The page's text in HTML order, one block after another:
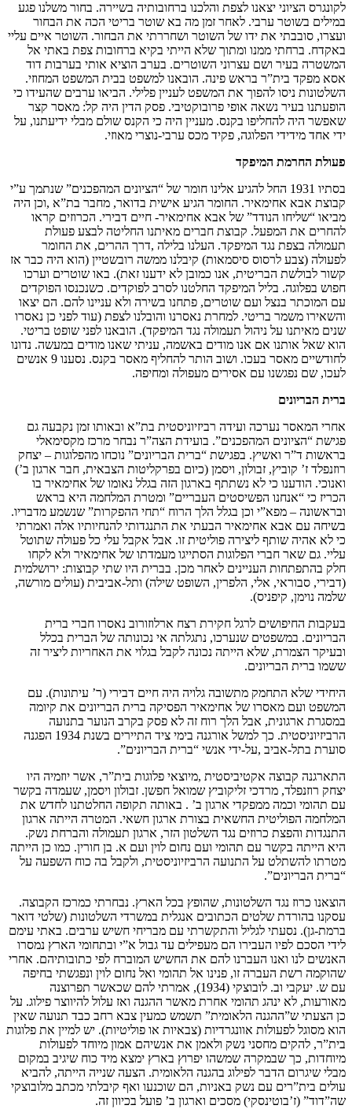
לקונגרס הציוני יצאנו לצפת והלכנו ברחובותיה בשיירה. בחור משלנו פגע
במילים בשוטר ערבי. לאחר זמן מה בא שוטר בריטי הכה את הבחור
ועצרו, סובבתי את ידו של השוטר ושחררתי את הבחור. השוטר איים עליי
באקדח. ברחתי ממנו ומתוך שלא הייתי בקיא ברחובות צפת באתי אל
המשטרה בעיר ושם עצרוני השוטרים. בערב הוציא אותי בערבות דוד
אסא מפקד בית”ר בראש פינה. הובאנו למשפט בבית המשפט המחוזי.
השלטונות ניסו להפוך את המשפט לעניין פלילי. הביאו ערבים שהעידו כי
הופעתנו בעיר נשאה אופי פרובוקטיבי. פסק הדין היה קל: מאסר קצר
שאפשר היה להחליפו בקנס. מעניין היה כי הקנס שולם מבלי ידיעתנו, על
ידי אחד מידידי הפלוגה, פקיד מכס ערבי-נוצרי מאוזי.
פעולת החרמת המיפקד
בסתיו 1931 החל להגיע אלינו חומר של “הציונים המהפכנים” שנתמך ע”י
קבוצת אבא אחימאיר. החומר הגיע אישית בדואר, מחבר בת”א ,וכן היה
מביאו “שליחו הנודד” של אבא אחימאיר- חיים דבירי. הכרוזים קראו
להחרים את המפעל. קבוצת חברים מאיתנו החליטה לבצע פעולת
תעמולה בצפת נגד המיפקד. העלנו בלילה ,דרך ההרים, את החומר
לפעולה (צבע לרסוס סיסמאות) קיבלנו ממשה רובשטיין (הוא היה כבר אז
קשור לבולשת הבריטית, אנו כמובן לא ידענו זאת). באו שוטרים וערכו
חפוש בפלוגה. בליל המיפקד החלטנו לסרב לפוקדים. כשנכנסו הפוקדים
עם המוכתר בנצל ועם שוטרים, פתחנו בשירה ולא עניינו להם. הם יצאו
והשאירו משמר בריטי. למחרת נאסרנו והובלנו לצפת (עוד לפני כן נאסרו
שנים מאיתנו על ניהול תעמולה נגד המיפקד). הובאנו לפני שופט בריטי.
הוא שאל אותנו אם אנו מודים באשמה, עניתי שאנו מודים במעשה. נדונו
לחודשיים מאסר בעכו. ושוב הותר להחליף מאסר בקנס. נסענו 9 אנשים
לעכו, שם נפגשנו עם אסירים מעפולה ומחיפה.
ברית הבריונים
אחרי המאסר נערכה ועידה רביזיוניסטית בת”א ובאותו זמן נקבעה גם
פגישת “הציונים המהפכנים”. בועידת הצה”ר נבחר מרכז מקסימאלי
בראשות ד”ר ואשיץ. בפגישת “ברית הבריונים” נוכחו מהפלוגות – יצחק
רוזנפלד ז’ קוביץ, זבולון, ויסמן (כיום בפרקליטות הצבאית, חבר ארגון ב’)
ואנוכי. הודענו כי לא נשתתף בארגון הזה בגלל נאומו של אחימאיר בו
הכריז כי “אנחנו הפשיסטים העבריים” ומטרת המלחמה היא בראש
ובראשונה – מפא”י וכן בגלל הלך הרוח “תחי ההפקרות” שנשמע מדבריו.
בשיחה עם אבא אחימאיר הבעתי את התנגדותי להנחיותיו אלה ואמרתי
כי לא אהיה שותף ליצירה פוליטית זו. אבל אקבל עלי כל פעולה שתוטל
עליי. גם שאר חברי הפלוגות הסתייגו מעמדתו של אחימאיר ולא לקחו
חלק בהתפתחות העניינים לאחר מכן. בברית היו שתי קבוצות: ירושלמית
(דבירי, סבוראי, אלי, הלפרין, השופט שילה) ותל-אביבית (עולים מורשה,
שלמה נוימן, קיפניס).
בעקבות החיפושים לרגל חקירת רצח ארלוזורוב נאסרו חברי ברית
הבריונים. במשפטים שנערכו, נתגלתה אי נכונותה של הברית בכלל
ובעיקר הצמרת, שלא הייתה נכונה לקבל בגלוי את האחריות ליציר זה
ששמו ברית הבריונים.
היחידי שלא התחמק מתשובה גלויה היה חיים דבירי (ר’ עיתונות). עם
המשפט ועם מאסרו של אחימאיר הפסיקה ברית הבריונים את קיומה
במסגרת ארגונית, אבל הלך רוח זה לא פסק בקרב הנוער בתנועה
הרביזיוניסטית. כך למשל אורגנה בימי ציד התיירים בשנת 1934 הפגנה
סוערת בתל-אביב ,על-ידי אנשי “ברית הבריונים”.
התארגנה קבוצה אקטיביסטית ,מיוצאי פלוגות בית”ר, אשר יוזמיה היו
יצחק רוזנפלד, מרדכי זליקוביץ שמואל חפשן. זבולון ויסמן, שעמדה בקשר
עם תהומי וכמה ממפקדי ארגון ב’ . באותה תקופה החלטתנו לחדש את
המלחמה הפוליטית החשאית בצורת ארגון חשאי. המטרה הייתה ארגון
התנגדות והפצת כרוזים נגד השלטון הזר, ארגון תעמולה והברחת נשק.
היא הייתה בקשר עם תהומי ועם נחום לוין ועם א. בן חורין. כמו כן הייתה
מטרתו להשתלט על התנועה הרביזיוניסטית, ולקבל בה כוח השפעה על
“ברית הבריונים”.
הוצאנו כרוז נגד השלטונות, שהופץ בכל הארץ. נבחרתי כמרכז הקבוצה.
עסקנו בהורדת שלטים הכתובים אנגלית במשרדי השלטונות (שלטי דואר
ברמת-גן). נסעתי לגליל והתקשרתי עם מבריחי חשיש ערבים. באתי עימם
לידי הסכם לפיו העבירו הם מעפילים עד גבול א”י ובתחומי הארץ נמסרו
האנשים לנו ואנו העברנו להם את החשיש המוברח לפי כתובותיהם. אחרי
שהוקמה רשת העברה זו, פנינו אל תהומי ואל נחום לוין ונפגשתי בחיפה
עם ש. יעקבי וב. לובוצקי (1934), אמרתי להם שכאשר תפרוצנה
מאורעות, לא ינהג תהומי אחרת מאשר ההגנה ואז עלול להיווצר פילוג. על
כן הצעתי ש”ההגנה הלאומית” תשמש כמעין צבא רחב כבד תנועה שאין
הוא מסוגל לפעולות אוונגרדיות (צבאיות או פוליטיות). יש למיין את פלוגות
בית”ר, להקים מחסני נשק ולאמן את אנשיהם אמון מיוחד לפעולות
מיוחדות, כך שבמקרה שמשהו יפרוץ בארץ ימצא מיד כוח שיגיב במקום
מבלי שיגרום הדבר לפילוג בהגנה הלאומית. הצעה שנייה הייתה, להביא
עולים בית”רים עם נשק באניות, הם שוכנעו ואף קיבלתי מכתב מלובוצקי
שה”דוד” (ז’בוטינסקי) מסכים וארגון ב’ פועל בכיוון זה.